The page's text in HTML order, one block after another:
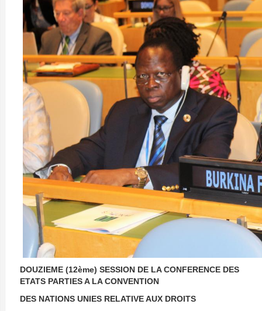
DOUZIEME (12ème) SESSION DE LA CONFERENCE DES
ETATS PARTIES A LA CONVENTION
DES NATIONS UNIES RELATIVE AUX DROITS